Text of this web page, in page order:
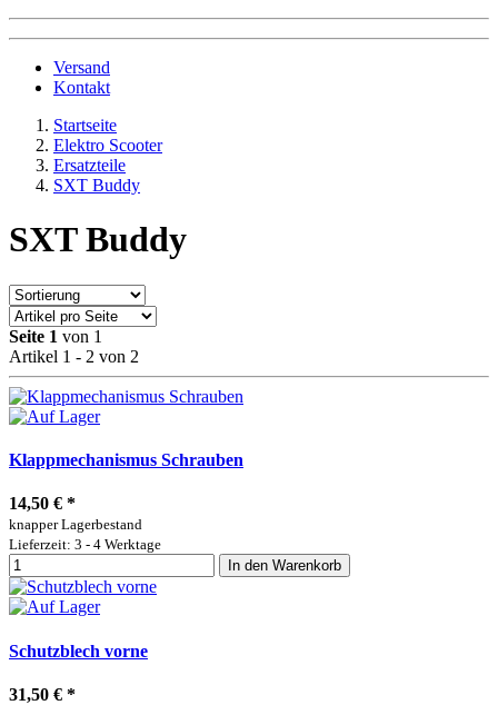
Versand
Kontakt
Startseite
Elektro Scooter
Ersatzteile
SXT Buddy
SXT Buddy
Seite 1 von 1
Artikel 1 - 2 von 2
Klappmechanismus Schrauben
14,50 € *
knapper Lagerbestand
Lieferzeit: 3 - 4 Werktage
In den Warenkorb
Schutzblech vorne
31,50 € *